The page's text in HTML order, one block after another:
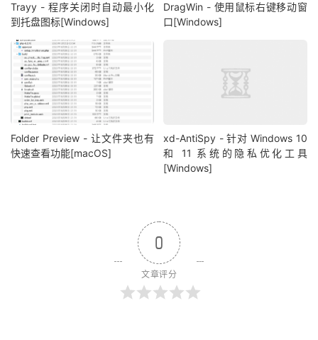
Trayy - 程序关闭时自动最小化
到托盘图标[Windows]
DragWin - 使用鼠标右键移动窗
口[Windows]
Folder Preview - 让文件夹也有
快速查看功能[macOS]
xd-AntiSpy - 针对 Windows 10
和 11 系统的隐私优化工具
[Windows]
0
文章评分